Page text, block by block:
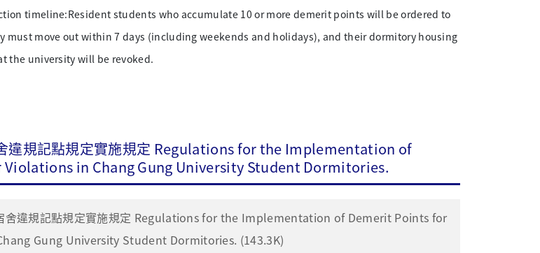
timeline:Resident students who accumulate 10 or more demerit points will be ordered to
must move out within 7 days (including weekends and holidays), and their dormitory housing
the university will be revoked.
違規記點規定實施規定 Regulations for the Implementation of
in Chang Gung University Student Dormitories.
舍違規記點規定實施規定 Regulations for the Implementation of Demerit Points for
Gung University Student Dormitories. (143.3K)